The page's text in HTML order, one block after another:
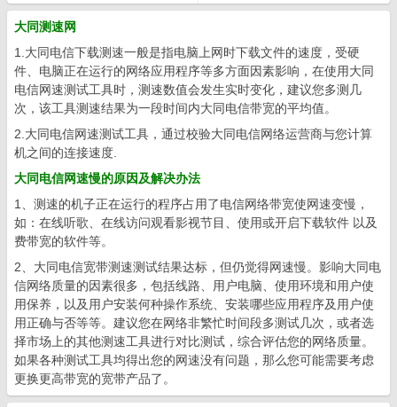
大同测速网
1.大同电信下载测速一般是指电脑上网时下载文件的速度，受硬
件、电脑正在运行的网络应用程序等多方面因素影响，在使用大同
电信网速测试工具时，测速数值会发生实时变化，建议您多测几
次，该工具测速结果为一段时间内大同电信带宽的平均值。
2.大同电信网速测试工具，通过校验大同电信网络运营商与您计算
机之间的连接速度.
大同电信网速慢的原因及解决办法
1、测速的机子正在运行的程序占用了电信网络带宽使网速变慢，
如：在线听歌、在线访问观看影视节目、使用或开启下载软件 以及
费带宽的软件等。
2、大同电信宽带测速测试结果达标，但仍觉得网速慢。影响大同电
信网络质量的因素很多，包括线路、用户电脑、使用环境和用户使
用保养，以及用户安装何种操作系统、安装哪些应用程序及用户使
用正确与否等等。建议您在网络非繁忙时间段多测试几次，或者选
择市场上的其他测速工具进行对比测试，综合评估您的网络质量。
如果各种测试工具均得出您的网速没有问题，那么您可能需要考虑
更换更高带宽的宽带产品了。